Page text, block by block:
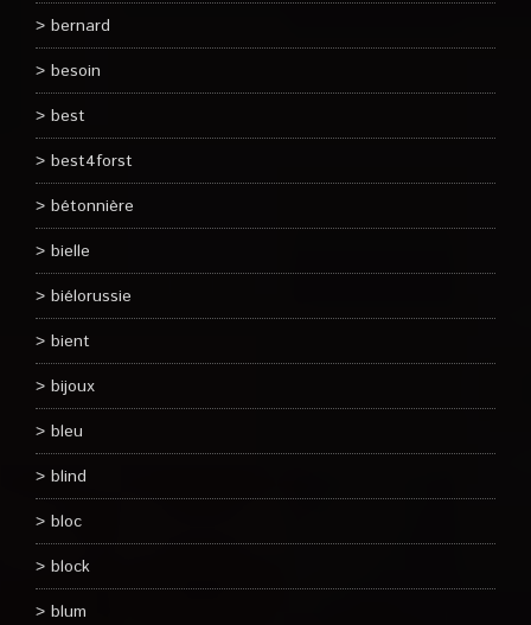
bernard
besoin
best
best4forst
bétonnière
bielle
biélorussie
bient
bijoux
bleu
blind
bloc
block
blum